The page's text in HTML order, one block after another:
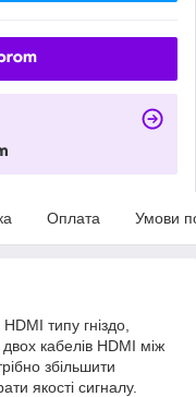
Оплата Умови
типу гніздо,
кабелів HDMI між
збільшити
якості сигналу.